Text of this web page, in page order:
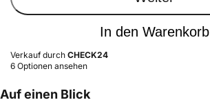
In den Warenkorb
Verkauf durch CHECK24
6 Optionen ansehen
Auf einen Blick